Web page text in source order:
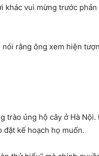
vui mừng trước
rằng ông xem hiện
trào ủng hộ cây ở Hà
kế hoạch họ muốn.